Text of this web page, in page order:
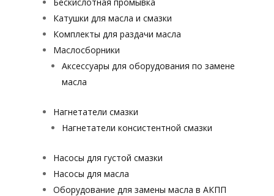
Катушки для масла и смазки
Комплекты для раздачи масла
Маслосборники
Аксессуары для оборудования по замене
масла
Нагнетатели смазки
Нагнетатели консистентной смазки
Насосы для густой смазки
Насосы для масла
Оборудование для замены масла в АКПП